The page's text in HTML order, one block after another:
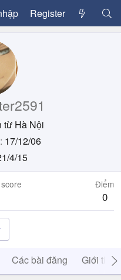
Register
từ Hà Nội
17/12/06
4/15
Điểm
0
Các bài đăng Giới thiệu